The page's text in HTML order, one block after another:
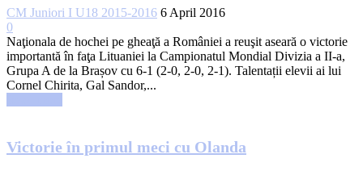
CM Juniori I U18 2015-2016 6 April 2016
0
Naţionala de hochei pe gheaţă a României a reuşit aseară o victorie
importantă în faţa Lituaniei la Campionatul Mondial Divizia a II-a,
Grupa A de la Brașov cu 6-1 (2-0, 2-0, 2-1). Talentații elevii ai lui
Cornel Chirita, Gal Sandor,...
Victorie în primul meci cu Olanda